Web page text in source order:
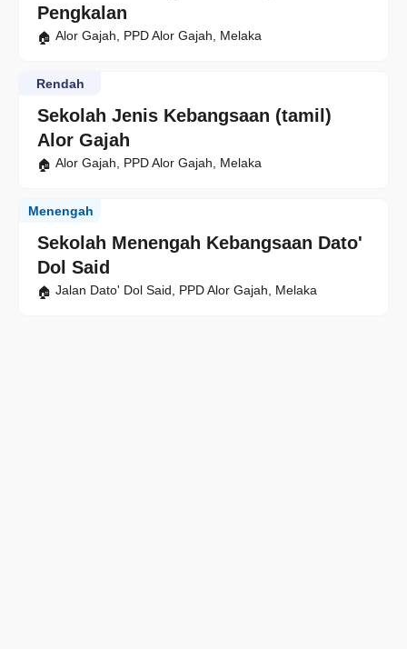
Pengkalan
Alor Gajah, PPD Alor Gajah, Melaka
Sekolah Jenis Kebangsaan (tamil)
Alor Gajah
Rendah
Alor Gajah, PPD Alor Gajah, Melaka
Sekolah Menengah Kebangsaan Dato'
Dol Said
Menengah
Jalan Dato' Dol Said, PPD Alor Gajah, Melaka